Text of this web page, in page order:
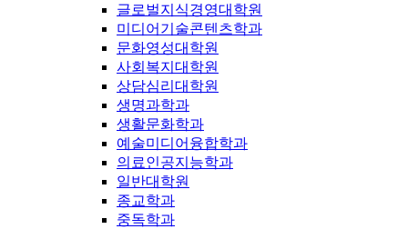
글로벌지식경영대학원
미디어기술콘텐츠학과
문화영성대학원
사회복지대학원
상담심리대학원
생명과학과
생활문화학과
예술미디어융합학과
의료인공지능학과
일반대학원
종교학과
중독학과